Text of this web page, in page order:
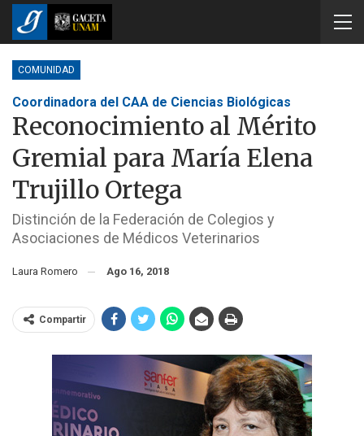
COMUNIDAD
Coordinadora del CAA de Ciencias Biológicas
Reconocimiento al Mérito
Gremial para María Elena
Trujillo Ortega
Distinción de la Federación de Colegios y
Asociaciones de Médicos Veterinarios
Laura Romero Ago 16, 2018
Compartir